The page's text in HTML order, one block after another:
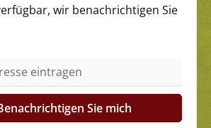
wir benachrichtigen Sie
Sie mich